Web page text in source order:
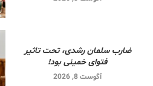
ضارب سلمان رشدی، تحت تاثیر
فتوای خمینی بود!
آگوست 8, 2026